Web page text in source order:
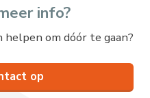
info?
helpen om dóór te gaan?
op